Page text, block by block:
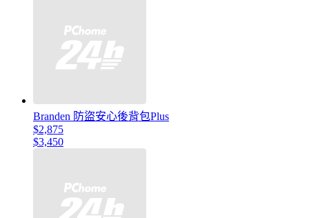
Branden 防盜安心後背包Plus
$2,875
$3,450